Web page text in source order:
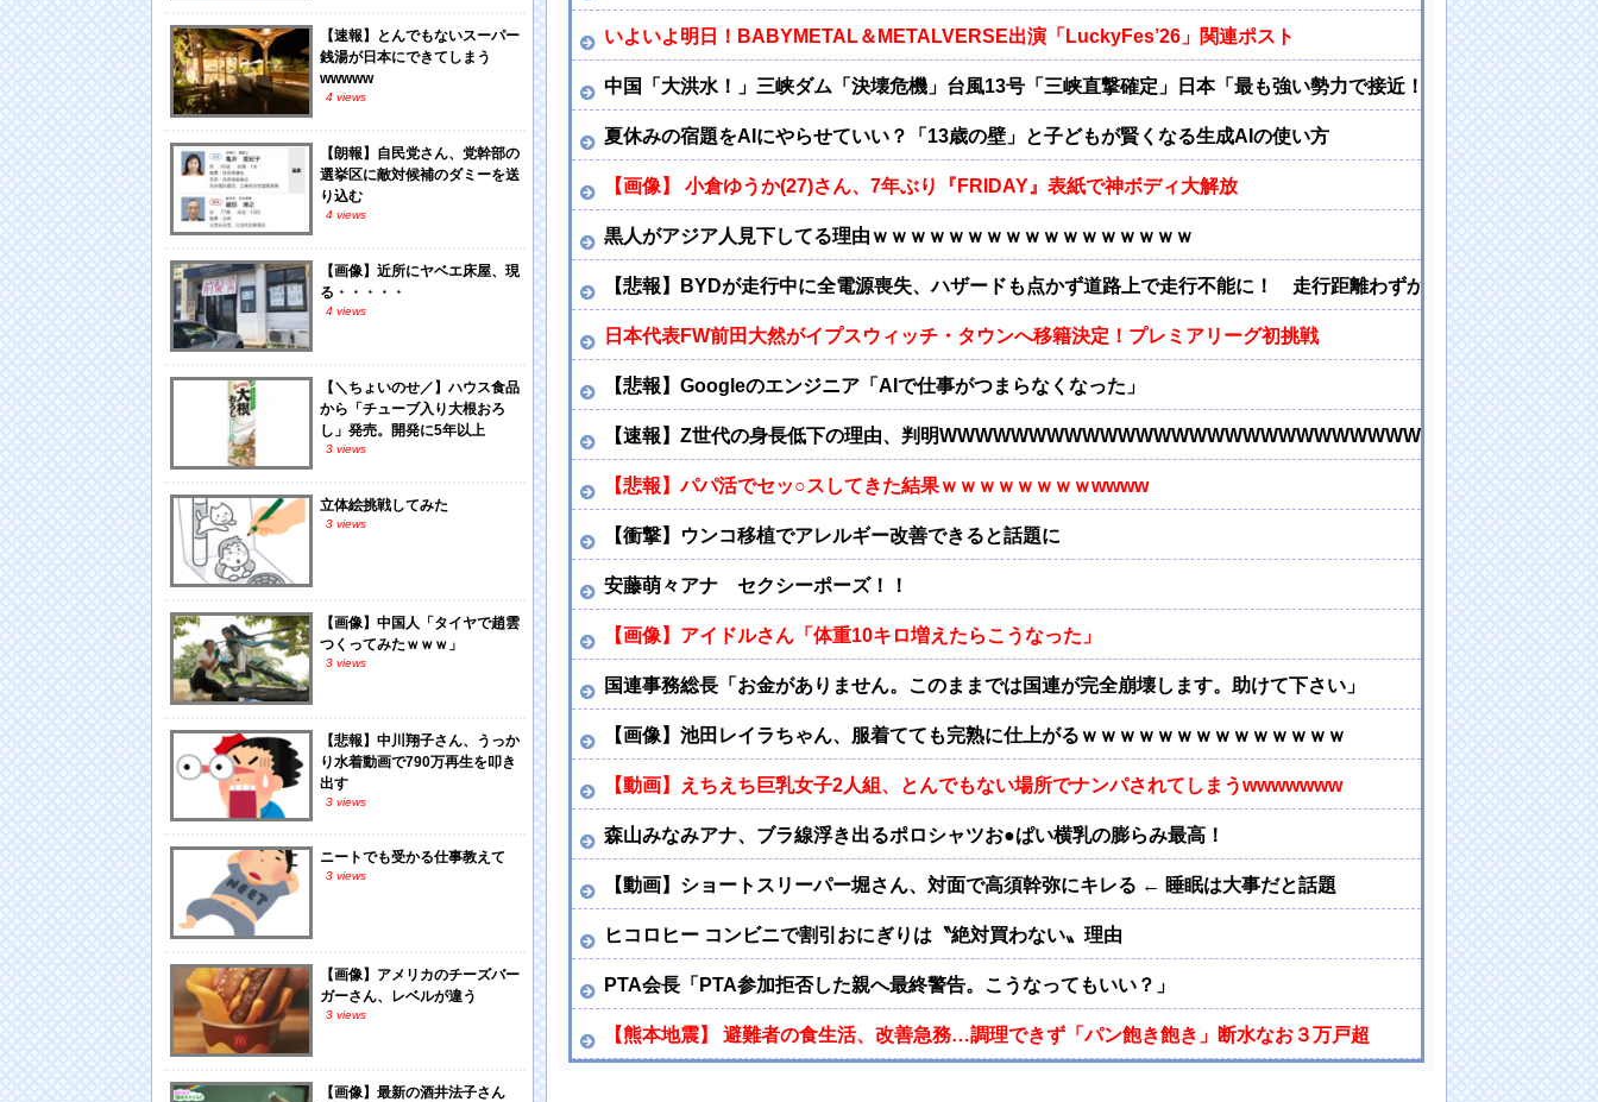
いよいよ明日！BABYMETAL＆METALVERSE出演「LuckyFes’26」関連ポスト
中国「大洪水！」三峡ダム「決壊危機」台風13号「三峡直撃確定」日本「最も強い勢力で接近！（伊勢湾台風級」
夏休みの宿題をAIにやらせていい？「13歳の壁」と子どもが賢くなる生成AIの使い方
【画像】 小倉ゆうか(27)さん、7年ぶり『FRIDAY』表紙で神ボディ大解放
黒人がアジア人見下してる理由ｗｗｗｗｗｗｗｗｗｗｗｗｗｗｗｗｗ
【悲報】BYDが走行中に全電源喪失、ハザードも点かず道路上で走行不能に！ 走行距離わずか約7700kmで発生
日本代表FW前田大然がイプスウィッチ・タウンへ移籍決定！プレミアリーグ初挑戦
【悲報】Googleのエンジニア「AIで仕事がつまらなくなった」
【速報】Z世代の身長低下の理由、判明WWWWWWWWWWWWWWWWWWWWWWWWWWWWWWWWW
【悲報】パパ活でセッ○スしてきた結果ｗｗｗｗｗｗｗｗwwww
【衝撃】ウンコ移植でアレルギー改善できると話題に
安藤萌々アナ セクシーポーズ！！
【画像】アイドルさん「体重10キロ増えたらこうなった」
国連事務総長「お金がありません。このままでは国連が完全崩壊します。助けて下さい」
【画像】池田レイラちゃん、服着てても完熟に仕上がるｗｗｗｗｗｗｗｗｗｗｗｗｗｗ
【動画】えちえち巨乳女子2人組、とんでもない場所でナンパされてしまうwwwwwww
森山みなみアナ、ブラ線浮き出るポロシャツお●ぱい横乳の膨らみ最高！
【動画】ショートスリーパー堀さん、対面で高須幹弥にキレる ← 睡眠は大事だと話題
ヒコロヒー コンビニで割引おにぎりは〝絶対買わない〟理由
PTA会長「PTA参加拒否した親へ最終警告。こうなってもいい？」
【熊本地震】 避難者の食生活、改善急務…調理できず「パン飽き飽き」断水なお３万戸超
【速報】とんでもないスーパー
銭湯が日本にできてしまう
wwwww
4 views
【朗報】自民党さん、党幹部の
選挙区に敵対候補のダミーを送
り込む
4 views
【画像】近所にヤベエ床屋、現
る・・・・・
4 views
【＼ちょいのせ／】ハウス食品
から「チューブ入り大根おろ
し」発売。開発に5年以上
3 views
立体絵挑戦してみた
3 views
【画像】中国人「タイヤで趙雲
つくってみたｗｗｗ」
3 views
【悲報】中川翔子さん、うっか
り水着動画で790万再生を叩き
出す
3 views
ニートでも受かる仕事教えて
3 views
【画像】アメリカのチーズバー
ガーさん、レベルが違う
3 views
【画像】最新の酒井法子さん